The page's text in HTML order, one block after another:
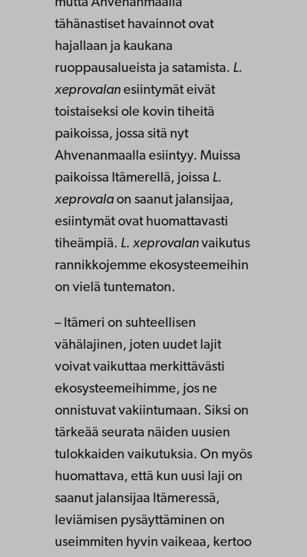
mutta Ahvenanmaalla
tähänastiset havainnot ovat
hajallaan ja kaukana
ruoppausalueista ja satamista. L.
xeprovalan esiintymät eivät
toistaiseksi ole kovin tiheitä
paikoissa, jossa sitä nyt
Ahvenanmaalla esiintyy. Muissa
paikoissa Itämerellä, joissa L.
xeprovala on saanut jalansijaa,
esiintymät ovat huomattavasti
tiheämpiä. L. xeprovalan vaikutus
rannikkojemme ekosysteemeihin
on vielä tuntematon.
– Itämeri on suhteellisen
vähälajinen, joten uudet lajit
voivat vaikuttaa merkittävästi
ekosysteemeihimme, jos ne
onnistuvat vakiintumaan. Siksi on
tärkeää seurata näiden uusien
tulokkaiden vaikutuksia. On myös
huomattava, että kun uusi laji on
saanut jalansijaa Itämeressä,
leviämisen pysäyttäminen on
useimmiten hyvin vaikeaa, kertoo